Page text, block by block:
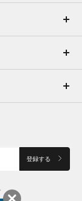
登録する